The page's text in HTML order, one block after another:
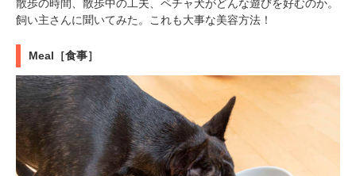
散歩の時間、散歩中の工夫、ペチャ犬がどんな遊びを好むのか。
飼い主さんに聞いてみた。これも大事な美容方法！
Meal［食事］